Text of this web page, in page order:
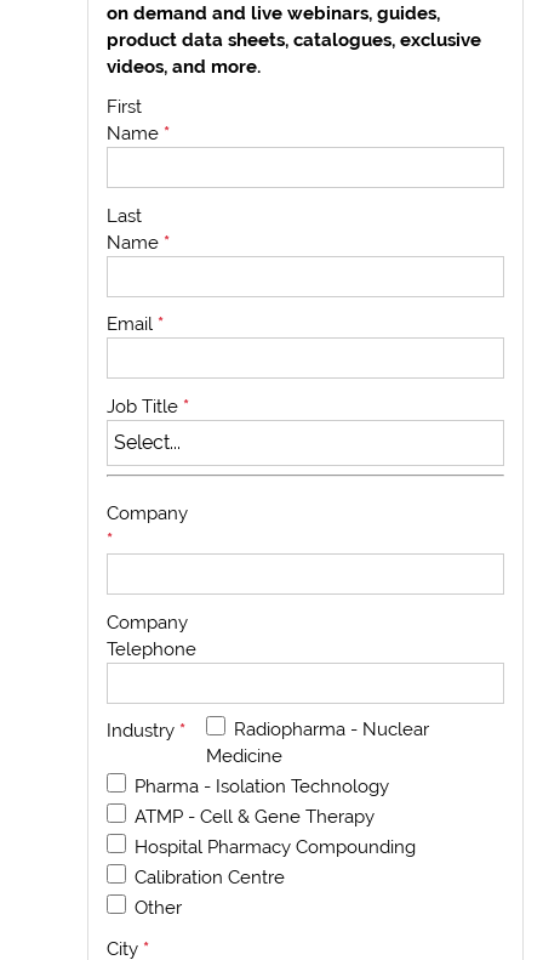
on demand and live webinars, guides,
product data sheets, catalogues, exclusive
videos, and more.
First
Name *
Last
Name *
Email *
Job Title *
Company
*
Company
Telephone
Industry *
Radiopharma - Nuclear
Medicine
Pharma - Isolation Technology
ATMP - Cell & Gene Therapy
Hospital Pharmacy Compounding
Calibration Centre
Other
City *